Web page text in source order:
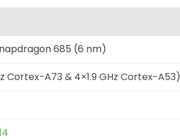
685 (6 nm)
Cortex-A73 & 4×1.9 GHz Cortex-A53)